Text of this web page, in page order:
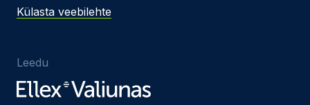
Külasta veebilehte
Leedu